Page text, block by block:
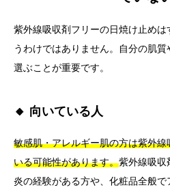
紫外線吸収剤フリーの日焼け止め
うわけではありません。自分の肌
選ぶことが重要です。
🔸 向いている人
敏感肌・アレルギー肌の方は紫外
いる可能性があります。紫外線吸収
炎の経験がある方や、化粧品全般